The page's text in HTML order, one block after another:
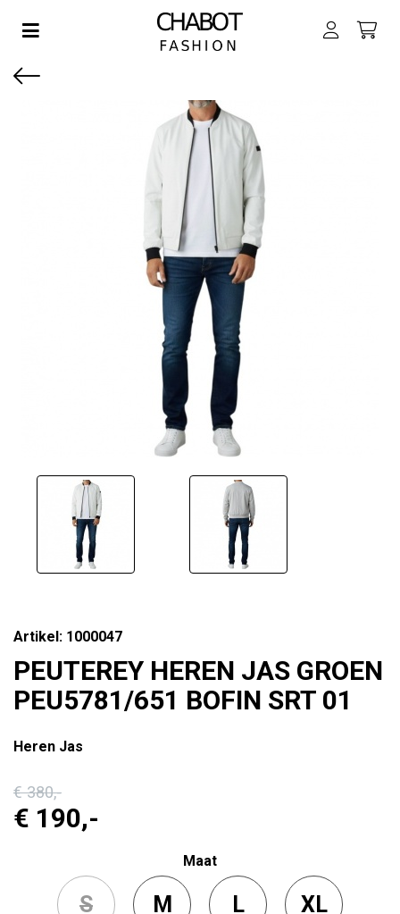
SUBMENU (DAMES)
SUBMENU (HEREN)
SUBMENU (JONGENS)
SUBMENU (MEISJES)
Toggle navigation
Artikel: 1000047
PEUTEREY HEREN JAS GROEN
PEU5781/651 BOFIN SRT 01
Heren Jas
€ 380,-
€ 190,-
Maat
S M L XL